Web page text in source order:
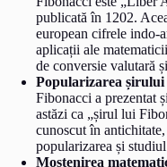
publicată în 1202.
european cifrele indo-
aplicații ale
de conversie valutară
Popularizarea
Fibonacci a prezentat
astăzi ca „șirul lui
cunoscut în
popularizarea și
Moștenirea